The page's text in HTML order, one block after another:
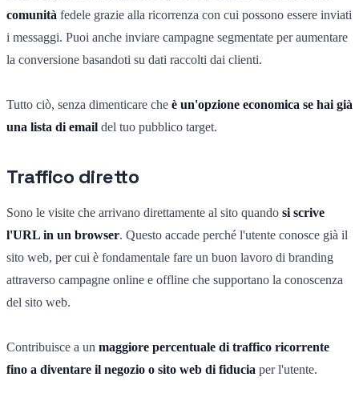
comunità fedele grazie alla ricorrenza con cui possono essere inviati
i messaggi. Puoi anche inviare campagne segmentate per aumentare
la conversione basandoti su dati raccolti dai clienti.
Tutto ciò, senza dimenticare che è un'opzione economica se hai già
una lista di email del tuo pubblico target.
Traffico diretto
Sono le visite che arrivano direttamente al sito quando si scrive
l'URL in un browser. Questo accade perché l'utente conosce già il
sito web, per cui è fondamentale fare un buon lavoro di branding
attraverso campagne online e offline che supportano la conoscenza
del sito web.
Contribuisce a un maggiore percentuale di traffico ricorrente
fino a diventare il negozio o sito web di fiducia per l'utente.